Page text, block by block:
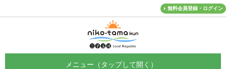
無料会員登録・ログイン
メニュー